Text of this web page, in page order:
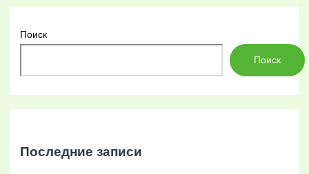
Поиск
Поиск
Последние записи